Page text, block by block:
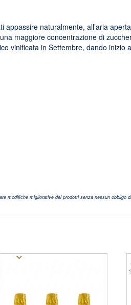
naturalmente, all’aria
maggiore concentrazione di
vinificata in Settembre, dando inizio
modifiche migliorative dei prodotti senza nessun obbligo